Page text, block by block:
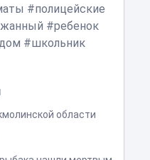
полицейские
ребенок
школьник
области